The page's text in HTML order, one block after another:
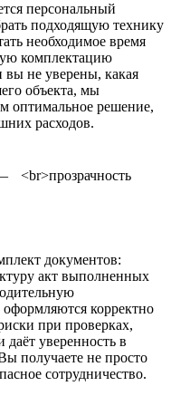
персональный
подходящую технику
необходимое время
комплектацию
вы не уверены, какая
объекта, мы
оптимальное решение,
расходов.
документов:
акт выполненных
корректно
при проверках,
даёт уверенность в
получаете не просто
сотрудничество.